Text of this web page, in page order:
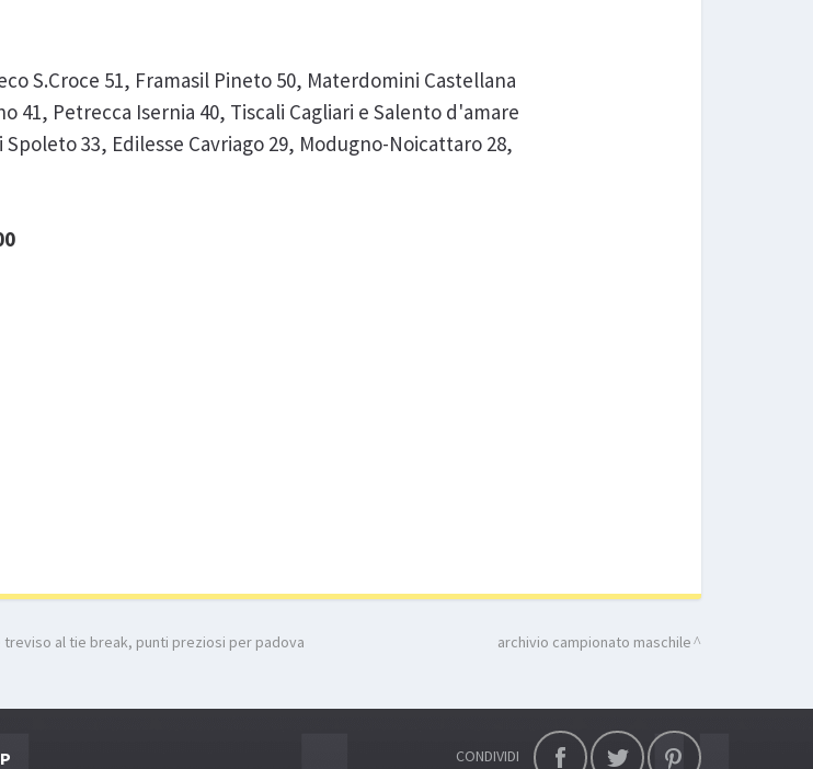
S.Croce 51, Framasil Pineto 50, Materdomini Castellana
41, Petrecca Isernia 40, Tiscali Cagliari e Salento d'amare
33, Edilesse Cavriago 29, Modugno-Noicattaro 28,
al tie break, punti preziosi per padova
archivio campionato maschile
CONDIVIDI